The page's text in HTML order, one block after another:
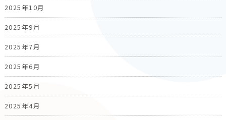
2025年10月
2025年9月
2025年7月
2025年6月
2025年5月
2025年4月